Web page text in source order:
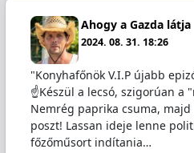
Ahogy a Gazda látja
2024. 08. 31. 18:26
"Konyhafőnök V.I.P újabb
☝️Készül a lecsó, szigorúan a
Nemrég paprika csuma,
poszt! Lassan ideje lenne
főzőműsort indítania…